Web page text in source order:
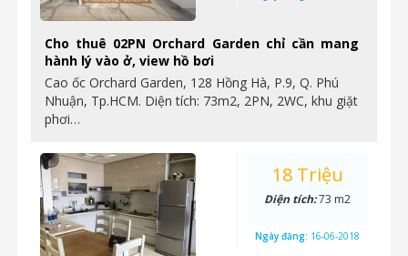
Cho thuê 02PN Orchard Garden chỉ cần mang
hành lý vào ở, view hồ bơi
Cao ốc Orchard Garden, 128 Hồng Hà, P.9, Q. Phú
Nhuận, Tp.HCM. Diện tích: 73m2, 2PN, 2WC, khu giặt
phơi…
18 Triệu
Diện tích:73 m2
Ngày đăng: 16-06-2018